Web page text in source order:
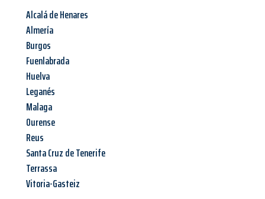
Alcalá de Henares
Almería
Burgos
Fuenlabrada
Huelva
Leganés
Malaga
Ourense
Reus
Santa Cruz de Tenerife
Terrassa
Vitoria-Gasteiz